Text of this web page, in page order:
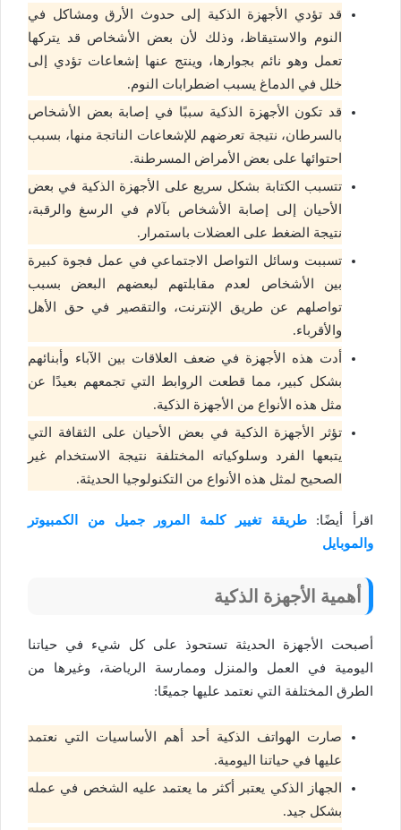
قد تؤدي الأجهزة الذكية إلى حدوث الأرق ومشاكل في
النوم والاستيقاظ، وذلك لأن بعض الأشخاص قد يتركها
تعمل وهو نائم بجوارها، وينتج عنها إشعاعات تؤدي إلى
خلل في الدماغ يسبب اضطرابات النوم.
قد تكون الأجهزة الذكية سببًا في إصابة بعض الأشخاص
بالسرطان، نتيجة تعرضهم للإشعاعات الناتجة منها، بسبب
احتوائها على بعض الأمراض المسرطنة.
تتسبب الكتابة بشكل سريع على الأجهزة الذكية في بعض
الأحيان إلى إصابة الأشخاص بآلام في الرسغ والرقبة،
نتيجة الضغط على العضلات باستمرار.
تسببت وسائل التواصل الاجتماعي في عمل فجوة كبيرة
بين الأشخاص لعدم مقابلتهم لبعضهم البعض بسبب
تواصلهم عن طريق الإنترنت، والتقصير في حق الأهل
والأقرباء.
أدت هذه الأجهزة في ضعف العلاقات بين الآباء وأبنائهم
بشكل كبير، مما قطعت الروابط التي تجمعهم بعيدًا عن
مثل هذه الأنواع من الأجهزة الذكية.
تؤثر الأجهزة الذكية في بعض الأحيان على الثقافة التي
يتبعها الفرد وسلوكياته المختلفة نتيجة الاستخدام غير
الصحيح لمثل هذه الأنواع من التكنولوجيا الحديثة.
اقرأ أيضًا:طريقة تغيير كلمة المرور جميل من الكمبيوتر
والموبايل
أهمية الأجهزة الذكية
أصبحت الأجهزة الحديثة تستحوذ على كل شيء في حياتنا
اليومية في العمل والمنزل وممارسة الرياضة، وغيرها من
الطرق المختلفة التي نعتمد عليها جميعًا:
صارت الهواتف الذكية أحد أهم الأساسيات التي نعتمد
عليها في حياتنا اليومية.
الجهاز الذكي يعتبر أكثر ما يعتمد عليه الشخص في عمله
بشكل جيد.